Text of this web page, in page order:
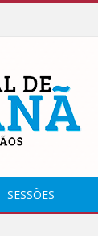
SESSÕES